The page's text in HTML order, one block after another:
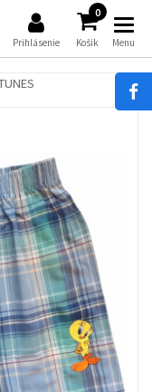
Prihlásenie
0
Košík Menu